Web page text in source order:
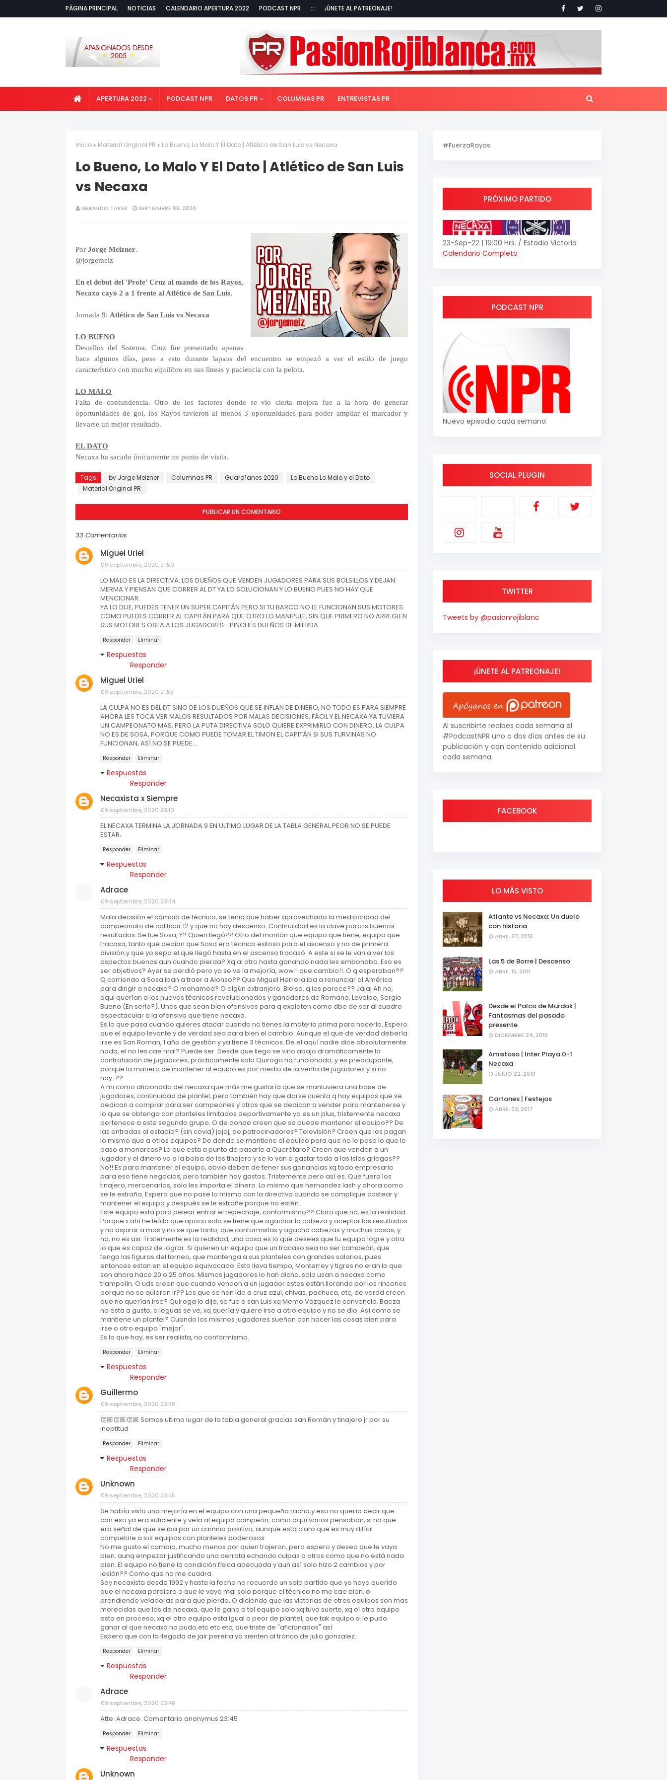
PÁGINA PRINCIPAL NOTICIAS CALENDARIO APERTURA 2022 PODCAST NPR ::: ¡ÚNETE AL PATREONAJE!
APERTURA 2022 PODCAST NPR DATOS PR COLUMNAS PR ENTREVISTAS PR
Inicio Material Original PR Lo Bueno, Lo Malo Y El Dato | Atlético de San Luis vs Necaxa
Lo Bueno, Lo Malo Y El Dato | Atlético de San Luis
vs Necaxa
GERARDO TAKER SEPTIEMBRE 09, 2020
Por Jorge Meizner.
@jorgemeiz
En el debut del 'Profe' Cruz al mando de los Rayos,
Necaxa cayó 2 a 1 frente al Atlético de San Luis.
Jornada 9: Atlético de San Luis vs Necaxa
LO BUENO
Destellos del Sistema. Cruz fue presentado apenas
hace algunos días, pese a esto durante lapsos del encuentro se empezó a ver el estilo de juego
característico con mucho equilibro en sus líneas y paciencia con la pelota.
LO MALO
Falta de contundencia. Otro de los factores donde se vio cierta mejora fue a la hora de generar
oportunidades de gol, los Rayos tuvieron al menos 3 oportunidades para poder ampliar el marcador y
llevarse un mejor resultado.
EL DATO
Necaxa ha sacado únicamente un punto de visita.
Tags by Jorge Meizner Columnas PR Guard1anes 2020
Lo Bueno Lo Malo y el Dato
Material Original PR
PUBLICAR UN COMENTARIO
33 Comentarios
Miguel Uriel
09 septiembre, 2020 21:50
LO MALO ES LA DIRECTIVA, LOS DUEÑOS QUE VENDEN JUGADORES PARA SUS BOLSILLOS Y DEJAN
MERMA Y PIENSAN QUE CORRER AL DT YA LO SOLUCIONAN Y LO BUENO PUES NO HAY QUE
MENCIONAR.
YA LO DIJE, PUEDES TENER UN SUPER CAPITÁN PERO SI TU BARCO NO LE FUNCIONAN SUS MOTORES
COMO PUEDES CORRER AL CAPITÁN PARA QUE OTRO LO MANIPULE, SIN QUE PRIMERO NO ARREGLEN
SUS MOTORES OSEA A LOS JUGADORES... PINCHÉS DUEÑOS DE MIERDA
Responder Eliminar
Respuestas
Responder
Miguel Uriel
09 septiembre, 2020 21:55
LA CULPA NO ES DEL DT SINO DE LOS DUEÑOS QUE SE INFLAN DE DINERO, NO TODO ES PARA SIEMPRE
AHORA LES TOCA VER MALOS RESULTADOS POR MALAS DECISIONES, FÁCIL Y EL NECAXA YA TUVIERA
UN CAMPEONATO MAS, PERO LA PUTA DIRECTIVA SOLO QUIERE EXPRIMIRLO CON DINERO, LA CULPA
NO ES DE SOSA, PORQUE COMO PUEDE TOMAR EL TIMON EL CAPITÁN SI SUS TURVINAS NO
FUNCIONAN, ASÍ NO SE PUEDE....
Responder Eliminar
Respuestas
Responder
Necaxista x Siempre
09 septiembre, 2020 23:10
EL NECAXA TERMINA LA JORNADA 9 EN ULTIMO LUGAR DE LA TABLA GENERAL PEOR NO SE PUEDE
ESTAR.
Responder Eliminar
Respuestas
Responder
Adrace
09 septiembre, 2020 23:34
Mala decisión el cambio de técnico, se tenia que haber aprovechado la mediocridad del
campeonato de calificar 12 y que no hay descenso. Continuidad es la clave para ls buenos
resultados. Se fue Sosa, Y? Quien llegó?? Otro del montón que equipo que tiene, equipo que
fracasa, tanto que decían que Sosa era técnico exitoso para el ascenso y no de primera
división,y que yo sepa el que llegó hasta en el ascenso fracasó. A este si se le van a ver los
aspectos buenos aun cuando pierda? Xq al otro hasta ganando nada les embonaba. Eso es
ser objetivos? Ayer se perdió pero ya se ve la mejoría, wow!! que cambio!!. O q esperaban??
Q corriendo a Sosa iban a traer a Alonso?? Que Miguel Herrera iba a renunciar al América
para dirigir a necaxa? O mohamed? O algún extranjero. Bielsa, q les parece?? Jajaj Ah no,
aqui querían a los nuevos técnicos revolucionados y ganadores de Romano, Lavolpe, Sergio
Bueno (En serio?). Unos que sean bien ofensivos para q exploten como dbe de ser al cuadro
espectacular a la ofensiva que tiene necaxa.
Es lo que pasa cuando quieres atacar cuando no tienes la materia prima para hacerlo. Espero
que el equipo levante y de verdad sea para bien el cambio. Aunque el que de verdad debería
irse es San Roman, 1 año de gestión y ya tiene 3 técnicos. De el aquí nadie dice absolutamente
nada, el no les cae mal? Puede ser. Desde que llego se vino abajo dramáticamente la
contratación de jugadores, prácticamente solo Quiroga ha funcionado, y es preocupante,
porque la manera de mantener al equipo es por medio de la venta de jugadores y si no
hay..??
A mi como aficionado del necaxa que más me gustaría que se mantuviera una base de
jugadores, continuidad de plantel, pero también hay que darse cuenta q hay equipos que se
dedican a comprar para ser campeones y otros que se dedican a vender para mantenerse y
lo que se obtenga con planteles limitados deportivamente ya es un plus, tristemente necaxa
pertenece a este segundo grupo. O de donde creen que se puede mantener el equipo?? De
las entradas al estadio? (sin covid) jajaj, de patrocinadores? Televisión? Creen que les pagan
lo mismo que a otros equipos? De donde se mantiene el equipo para que no le pase lo que le
paso a monarcas? Lo que esta a punto de pasarle a Querétaro? Creen que venden a un
jugador y el dinero va a la bolsa de los tinajero y se lo van a gastar todo a las islas griegas??
No!! Es para mantener el equipo, obvio deben de tener sus ganancias xq todo empresario
para eso tiene negocios, pero también hay gastos. Tristemente pero así es. Que fuera los
tinajero, mercenarios, solo les importa el dinero. Lo mismo que hernandez lash y ahora como
se le extraña. Espero que no pase lo mismo con la directiva cuando se complique costear y
mantener el equipo y después se le extrañe porque no estén.
Este equipo esta para pelear entrar el repechaje, conformismo?? Claro que no, es la realidad.
Porque x ahí he leído que apoco solo se tiene que agachar la cabeza y aceptar los resultados
y no aspirar a mas y no se que tanto, que conformistas y agacha cabezas y muchas cosas; y
no, no es asi. Tristemente es la realidad, una cosa es lo que desees que tu equipo logre y otra
lo que es capaz de lograr. Si quieren un equipo que un fracaso sea no ser campeón, que
tenga las figuras del torneo, que mantenga a sus planteles con grandes salarios, pues
entonces estan en el equipo equivocado. Esto lleva tiempo, Monterrey y tigres no eran lo que
son ahora hace 20 o 25 años. Mismos jugadores lo han dicho, solo usan a necaxa como
trampolín. O uds creen que cuando venden a un jugador estos están llorando por los rincones
porque no se quieren ir?? Los que se han ido a cruz azul, chivas, pachuca, etc, de verdd creen
que no querían irse? Quiroga lo dijo, se fue a san Luis xq Memo Vazquez lo convencio. Baeza
no esta a gusto, a leguas se ve, xq quería y quiere irse a otro equipo y no se dio. Así como se
mantiene un plantel? Cuando los mismos jugadores sueñan con hacer las cosas bien para
irse o otro equipo "mejor".
Es lo que hay, es ser realista, no conformismo.
Responder Eliminar
Respuestas
Responder
Guillermo
09 septiembre, 2020 23:36
👏🏼👏🏼👏🏼 Somos ultimo lugar de la tabla general gracias san Román y tinajero jr por su
ineptitud
Responder Eliminar
Respuestas
Responder
Unknown
09 septiembre, 2020 23:45
Se había visto una mejoría en el equipo con una pequeña racha,y eso no quería decir que
con eso ya era suficiente y veía al equipo campeón, como aquí varios pensaban, si no que
era señal de que se iba por un camino positivo, aunque esta claro que es muy difícil
competirle a los equipos con planteles poderosos.
No me gusto el cambio, mucho menos por quien trajeron, pero espero y deseo que le vaya
bien, aunq empezar justificando una derrota echando culpas a otros como que no está nada
bien. El equipo no tiene la condición física adecuada y aun así solo hizo 2 cambios y por
lesión?? Como que no me cuadra.
Soy necaxista desde 1992 y hasta la fecha no recuerdo un solo partido que yo haya querido
que el necaxa perdiera o que le vaya mal solo porque el técnico no me cae bien, o
prendiendo veladoras para que pierda. O diciendo que las victorias de otros equipos son mas
merecidas que las de necaxa, que le gano a tal equipo solo xq tuvo suerte, xq el otro equipo
esta en proceso, xq el otro equipo esta igual o peor de plantel, que tak equipo si le pudo
ganar al que necaxa no pudo,etc etc etc, que triste de "aficionados" así.
Espero que con la llegada de jair pereira ya sienten al tronco de julio gonzalez.
Responder Eliminar
Respuestas
Responder
Adrace
09 septiembre, 2020 23:48
Atte. Adrace. Comentario anonymus 23:45
Responder Eliminar
Respuestas
Responder
Unknown
#FuerzaRayos
PRÓXIMO PARTIDO
23-Sep-22 | 19:00 Hrs. / Estadio Victoria
Calendario Completo
PODCAST NPR
Nuevo episodio cada semana
SOCIAL PLUGIN
TWITTER
Tweets by @pasionrojiblanc
¡ÚNETE AL PATREONAJE!
Al suscribirte recibes cada semana el
#PodcastNPR uno o dos días antes de su
publicación y con contenido adicional
cada semana.
FACEBOOK
LO MÁS VISTO
Atlante vs Necaxa: Un duelo
con historia
ABRIL 27, 2016
Las 5 de Borre | Descenso
ABRIL 16, 2011
Desde el Palco de Mürdok |
Fantasmas del pasado
presente
DICIEMBRE 24, 2019
Amistoso | Inter Playa 0-1
Necaxa
JUNIO 22, 2019
Cartones | Festejos
ABRIL 02, 2017